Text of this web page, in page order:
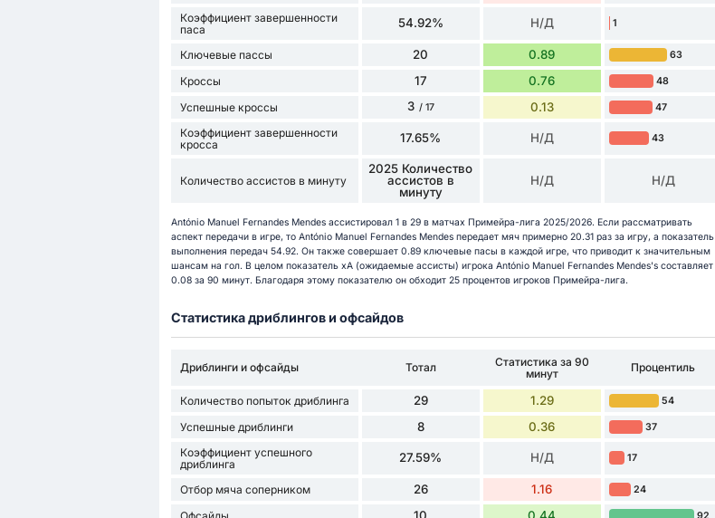
Коэффициент завершенности
паса
54.92% Н/Д 1
Ключевые пассы 20 0.89 63
Кроссы 17 0.76 48
Успешные кроссы 3 / 17 0.13 47
Коэффициент завершенности
кросса
17.65% Н/Д 43
Количество ассистов в минуту
2025 Количество
ассистов в
минуту
Н/Д Н/Д
António Manuel Fernandes Mendes ассистировал 1 в 29 в матчах Примейра-лига 2025/2026. Если рассматривать
аспект передачи в игре, то António Manuel Fernandes Mendes передает мяч примерно 20.31 раз за игру, а показатель
выполнения передач 54.92. Он также совершает 0.89 ключевые пасы в каждой игре, что приводит к значительным
шансам на гол. В целом показатель xA (ожидаемые ассисты) игрока António Manuel Fernandes Mendes's составляет
0.08 за 90 минут. Благодаря этому показателю он обходит 25 процентов игроков Примейра-лига.
Статистика дриблингов и офсайдов
Дриблинги и офсайды Тотал
Статистика за 90
минут
Процентиль
Количество попыток дриблинга 29 1.29 54
Успешные дриблинги 8 0.36 37
Коэффициент успешного
дриблинга
27.59% Н/Д 17
Отбор мяча соперником 26 1.16 24
10 0.44 92